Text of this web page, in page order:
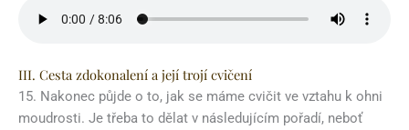
III. Cesta zdokonalení a její trojí cvičení
15. Nakonec půjde o to, jak se máme cvičit ve vztahu k ohni
moudrosti. Je třeba to dělat v následujícím pořadí, neboť